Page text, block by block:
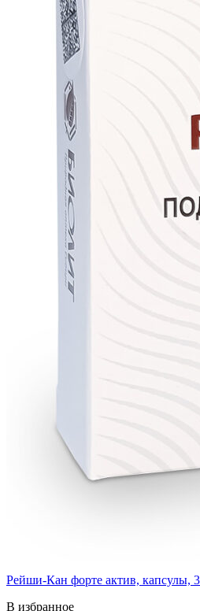
Рейши-Кан форте актив, капсулы,
В избранное